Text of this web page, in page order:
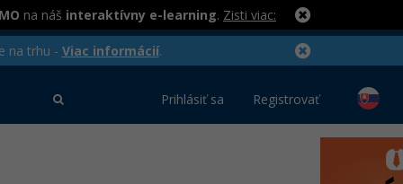
na náš interaktívny e-learning. Zisti viac:
na trhu - Viac informácií.
Prihlásiť sa Registrovať